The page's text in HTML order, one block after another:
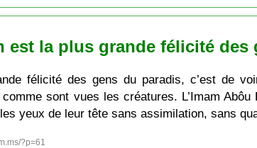
est la plus grande félicité des
félicité des gens du paradis, c’est de
sont vues les créatures. L’Imam
yeux de leur tête sans assimilation, sans
?p=61